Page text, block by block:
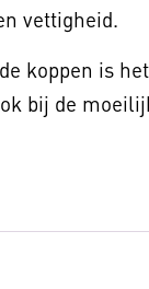
vettigheid.
koppen is
bij de